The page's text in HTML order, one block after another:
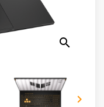
search
